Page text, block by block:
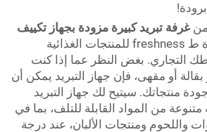
كبيرة مزودة بجهاز تكييف
يمكنك إطالة مدة ط freshness للمنتجات الغذائية
بغض النظر عما إذا كنت
فإن جهاز التبريد يمكن أن
سيتيح لك جهاز التبريد
القابلة للتلف، بما في
الألبان، عند درجة